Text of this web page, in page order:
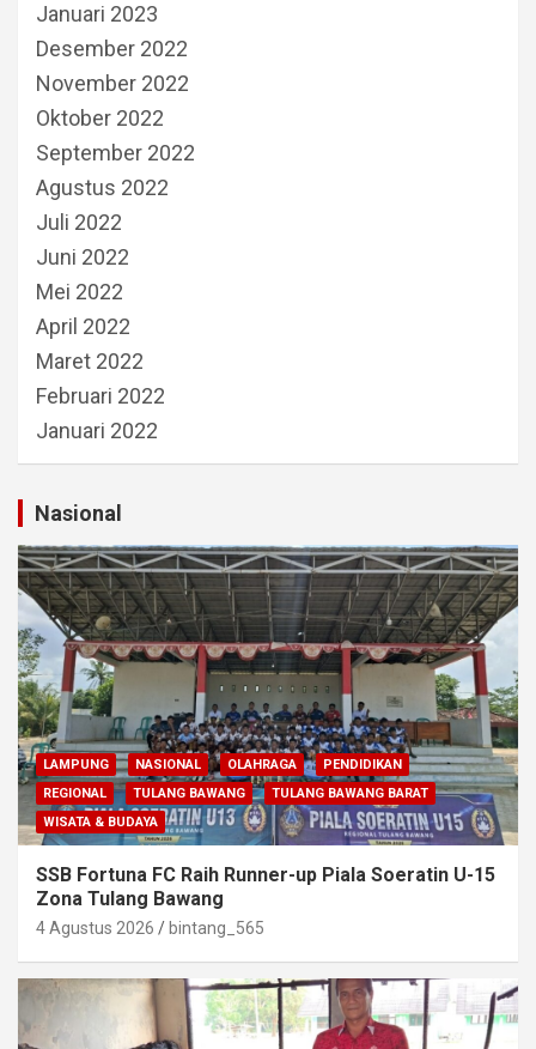
Januari 2023
Desember 2022
November 2022
Oktober 2022
September 2022
Agustus 2022
Juli 2022
Juni 2022
Mei 2022
April 2022
Maret 2022
Februari 2022
Januari 2022
Nasional
LAMPUNG NASIONAL OLAHRAGA
PENDIDIKAN
REGIONAL
TULANG BAWANG
TULANG BAWANG BARAT
WISATA & BUDAYA
SSB Fortuna FC Raih Runner-up Piala Soeratin U-15
Zona Tulang Bawang
4 Agustus 2026 bintang_565